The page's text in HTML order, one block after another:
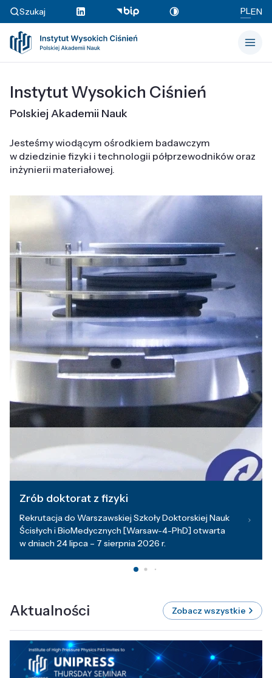
Szukaj PLEN
Instytut Wysokich Ciśnień
Polskiej Akademii Nauk
Jesteśmy wiodącym ośrodkiem badawczym
w dziedzinie fizyki i technologii półprzewodników oraz
inżynierii materiałowej.
Zrób doktorat z fizyki
Rekrutacja do Warszawskiej Szkoły Doktorskiej Nauk
Ścisłych i BioMedycznych [Warsaw-4-PhD] otwarta
w dniach 24 lipca – 7 sierpnia 2026 r.
Aktualności Zobacz wszystkie